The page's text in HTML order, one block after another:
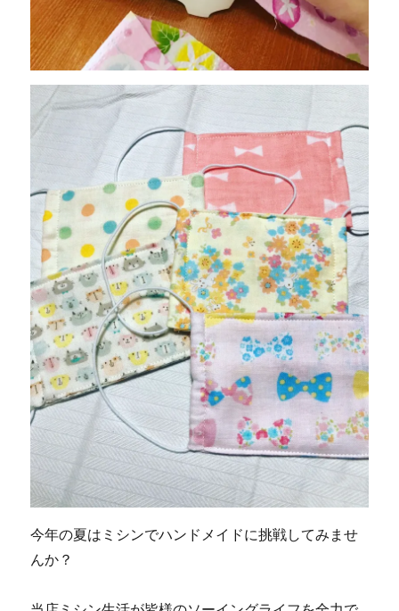
今年の夏はミシンでハンドメイドに挑戦してみませ
んか？